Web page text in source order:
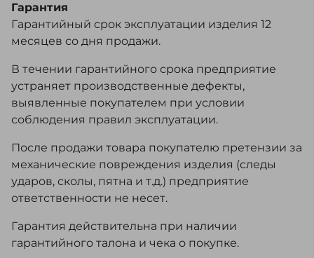
Гарантия
Гарантийный срок эксплуатации изделия 12
месяцев со дня продажи.
В течении гарантийного срока предприятие
устраняет производственные дефекты,
выявленные покупателем при условии
соблюдения правил эксплуатации.
После продажи товара покупателю претензии за
механические повреждения изделия (следы
ударов, сколы, пятна и т.д.) предприятие
ответственности не несет.
Гарантия действительна при наличии
гарантийного талона и чека о покупке.